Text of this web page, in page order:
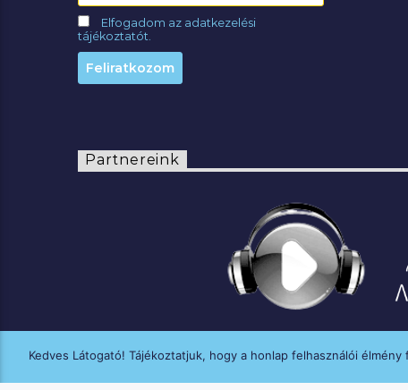
Elfogadom az adatkezelési
tájékoztatót.
Partnereink
Kedves Látogató! Tájékoztatjuk, hogy a honlap felhasználói